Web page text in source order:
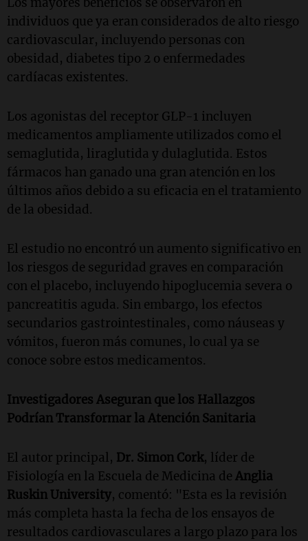
individuos que ya eran considerados de alto riesgo
cardiovascular, incluyendo personas con
obesidad, diabetes tipo 2 o enfermedades
cardíacas existentes.
Los agonistas del receptor GLP-1 incluyen
medicamentos ampliamente utilizados como el
semaglutida, liraglutida y dulaglutida. Estos
fármacos han ganado una gran atención en los
últimos años debido a su eficacia en el tratamiento
de la obesidad.
El estudio no encontró un aumento significativo en
los riesgos de seguridad graves en comparación
con el placebo, incluyendo hipoglucemia severa o
pancreatitis aguda. Sin embargo, los efectos
secundarios gastrointestinales, como náuseas y
vómitos, fueron más comunes, lo cual ya se
conoce sobre estos medicamentos.
Investigadores Aseguran que los Hallazgos
Podrían Transformar la Atención Sanitaria
El autor principal, Dr. Simon Cork, líder de
Fisiología en la Escuela de Medicina de Anglia
Ruskin University, comentó: "Esta es la revisión
más completa hasta la fecha de los ensayos de
resultados cardiovasculares a largo plazo para los